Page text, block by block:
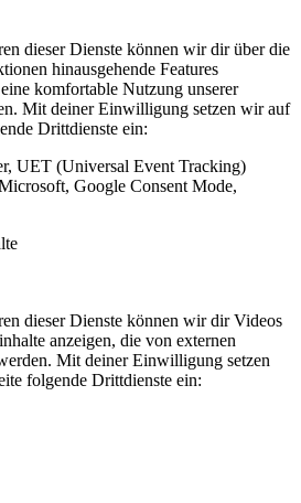
dieser Dienste können wir dir über die
hinausgehende Features
komfortable Nutzung unserer
Mit deiner Einwilligung setzen wir auf
Drittdienste ein:
UET (Universal Event Tracking)
Google Consent Mode,
dieser Dienste können wir dir Videos
anzeigen, die von externen
Mit deiner Einwilligung setzen
folgende Drittdienste ein: